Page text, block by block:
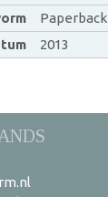
Paperback
2013